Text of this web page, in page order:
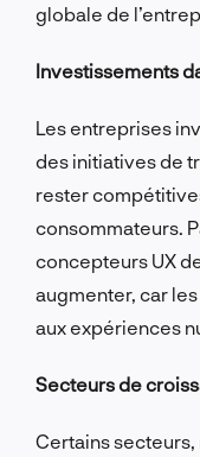
globale de
Investissements
Les entreprises
des initiatives de
rester
consommateurs.
concepteurs UX
augmenter, car
aux expériences
Secteurs de
Certains